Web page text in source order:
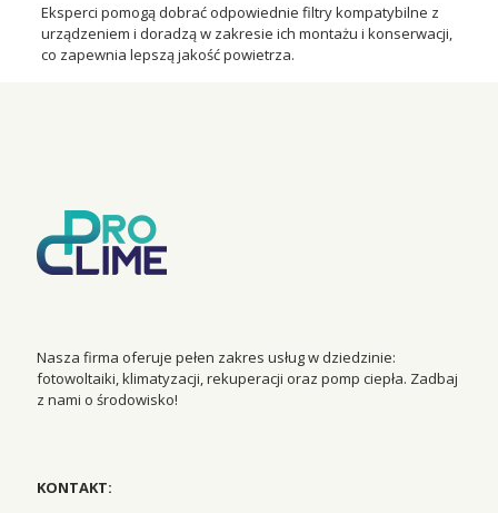
Eksperci pomogą dobrać odpowiednie filtry kompatybilne z
urządzeniem i doradzą w zakresie ich montażu i konserwacji,
co zapewnia lepszą jakość powietrza.
Nasza firma oferuje pełen zakres usług w dziedzinie:
fotowoltaiki, klimatyzacji, rekuperacji oraz pomp ciepła. Zadbaj
z nami o środowisko!
KONTAKT: